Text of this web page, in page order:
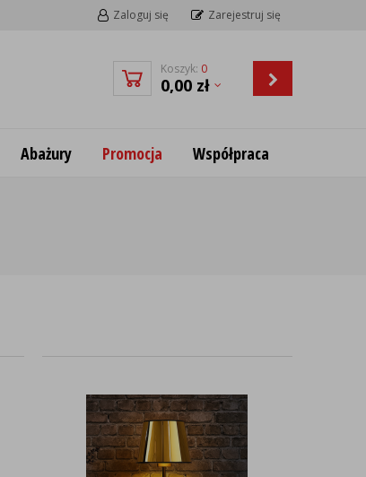
Zaloguj się Zarejestruj się
Koszyk: 0
0,00 zł
Abażury Promocja Współpraca